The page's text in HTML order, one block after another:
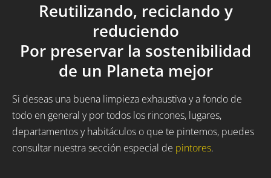
Reutilizando, reciclando y
reduciendo
Por preservar la sostenibilidad
de un Planeta mejor
Si deseas una buena limpieza exhaustiva y a fondo de
todo en general y por todos los rincones, lugares,
departamentos y habitáculos o que te pintemos, puedes
consultar nuestra sección especial de pintores.